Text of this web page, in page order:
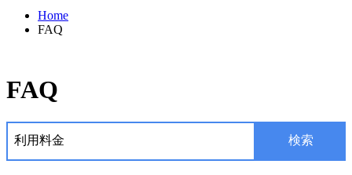
Home
FAQ
FAQ
検索